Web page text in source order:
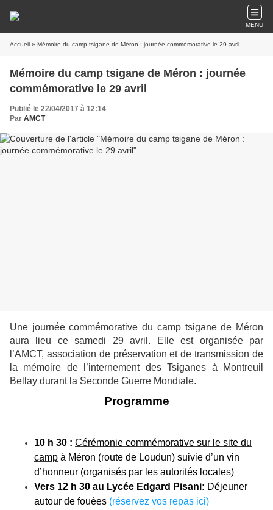
MENU
Accueil » Mémoire du camp tsigane de Méron : journée commémorative le 29 avril
Mémoire du camp tsigane de Méron : journée
commémorative le 29 avril
Publié le 22/04/2017 à 12:14
Par AMCT
Une journée commémorative du camp tsigane de Méron
aura lieu ce samedi 29 avril. Elle est organisée par
l’AMCT, association de préservation et de transmission de
la mémoire de l’internement des Tsiganes à Montreuil
Bellay durant la Seconde Guerre Mondiale.
Programme
10 h 30 : Cérémonie commémorative sur le site du
camp à Méron (route de Loudun) suivie d’un vin
d’honneur (organisés par les autorités locales)
Vers 12 h 30 au Lycée Edgard Pisani: Déjeuner
autour de fouées (réservez vos repas ici)